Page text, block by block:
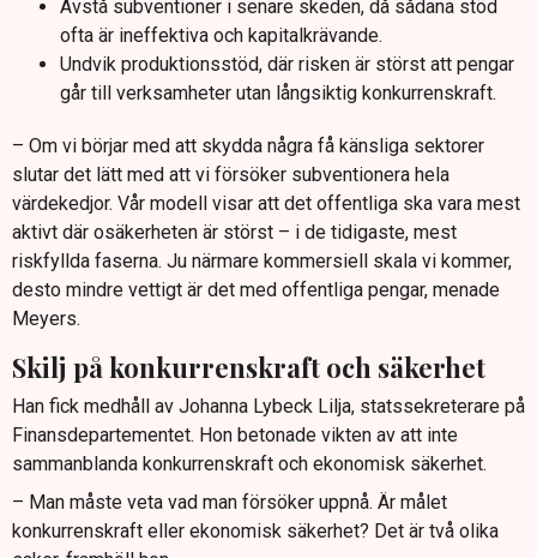
Avstå subventioner i senare skeden, då sådana stöd
ofta är ineffektiva och kapitalkrävande.
Undvik produktionsstöd, där risken är störst att pengar
går till verksamheter utan långsiktig konkurrenskraft.
– Om vi börjar med att skydda några få känsliga sektorer
slutar det lätt med att vi försöker subventionera hela
värdekedjor. Vår modell visar att det offentliga ska vara mest
aktivt där osäkerheten är störst – i de tidigaste, mest
riskfyllda faserna. Ju närmare kommersiell skala vi kommer,
desto mindre vettigt är det med offentliga pengar, menade
Meyers.
Skilj på konkurrenskraft och säkerhet
Han fick medhåll av Johanna Lybeck Lilja, statssekreterare på
Finansdepartementet. Hon betonade vikten av att inte
sammanblanda konkurrenskraft och ekonomisk säkerhet.
– Man måste veta vad man försöker uppnå. Är målet
konkurrenskraft eller ekonomisk säkerhet? Det är två olika